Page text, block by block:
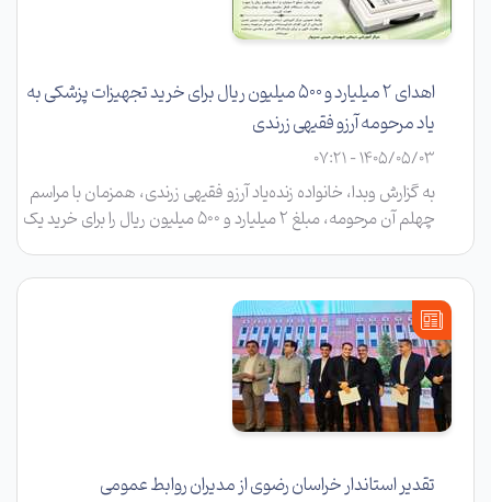
اهدای ۲ میلیارد و ۵۰۰ میلیون ریال برای خرید تجهیزات پزشکی به
یاد مرحومه آرزو فقیهی زرندی
1405/05/03 - 07:21
به گزارش وبدا، خانواده زنده‌یاد آرزو فقیهی زرندی، همزمان با مراسم
چهلم آن مرحومه، مبلغ ۲ میلیارد و ۵۰۰ میلیون ریال را برای خرید یک
مبینی سبزوار اهدا کردند.
تقدیر استاندار خراسان رضوی از مدیران روابط عمومی